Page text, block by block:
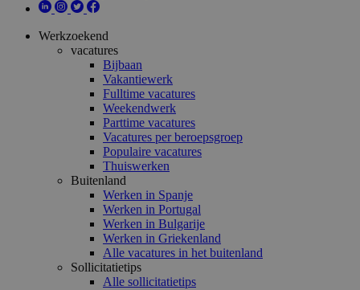
Werkzoekend
vacatures
Bijbaan
Vakantiewerk
Fulltime vacatures
Weekendwerk
Parttime vacatures
Vacatures per beroepsgroep
Populaire vacatures
Thuiswerken
Buitenland
Werken in Spanje
Werken in Portugal
Werken in Bulgarije
Werken in Griekenland
Alle vacatures in het buitenland
Sollicitatietips
Alle sollicitatietips